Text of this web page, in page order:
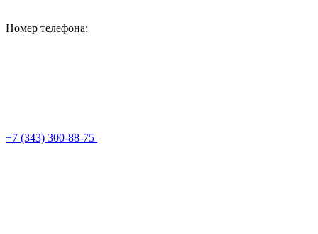
Номер телефона:
+7 (343) 300-88-75